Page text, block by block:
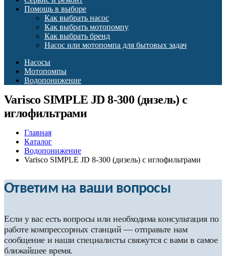
Помощь в выборе
Как выбрать насос
Как выбрать мотопомпу
Как выбрать бренд
Насос или мотопомпа для бытовых задач
Насосы
Мотопомпы
Водопонижение
Varisco SIMPLE JD 8-300 (дизель) c
иглофильтрами
Главная
Каталог
Водопонижение
Varisco SIMPLE JD 8-300 (дизель) c иглофильтрами
Ответим на ваши вопросы
Если у вас есть вопросы или необходима консультация по
работе компрессорных станций — отправьте нам
сообщение и наши специалисты свяжутся с вами в самое
ближайшее время.